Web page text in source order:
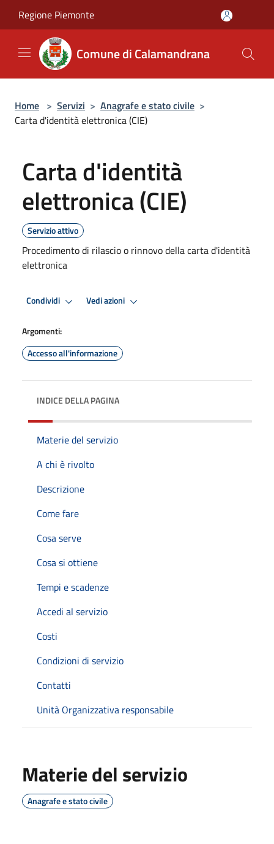
Regione Piemonte
Comune di Calamandrana
Home > Servizi > Anagrafe e stato civile >
Carta d'identità elettronica (CIE)
Carta d'identità
elettronica (CIE)
Servizio attivo
Procedimento di rilascio o rinnovo della carta d'identità
elettronica
Condividi Vedi azioni
Argomenti:
Accesso all'informazione
INDICE DELLA PAGINA
Materie del servizio
A chi è rivolto
Descrizione
Come fare
Cosa serve
Cosa si ottiene
Tempi e scadenze
Accedi al servizio
Costi
Condizioni di servizio
Contatti
Unità Organizzativa responsabile
Materie del servizio
Anagrafe e stato civile